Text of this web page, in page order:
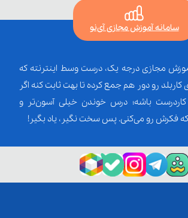
سامانه آموزش مجازی آی‌نو
مجازی درجه یک، درست وسط اینترنته که
کاربلد رو دور هم جمع کرده تا بهت ثابت کنه اگر
باشه؛ درس خوندن خیلی آسون‌تر و
که فکرش رو می‌کنی. پس سخت نگیر، یاد بگیر!